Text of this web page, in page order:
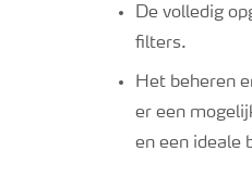
De volledig
filters.
Het beheren
er een
en een ideale